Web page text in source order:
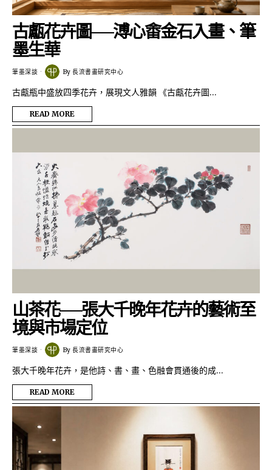
古甗花卉圖──溥心畬金石入畫、筆
墨生華
筆墨深談 By 長流書畫研究中心
古甗瓶中盛放四季花卉，展現文人雅韻 《古甗花卉圖…
READ MORE
山茶花──張大千晚年花卉的藝術至
境與市場定位
筆墨深談 By 長流書畫研究中心
張大千晚年花卉，是他詩、書、畫、色融會貫通後的成…
READ MORE